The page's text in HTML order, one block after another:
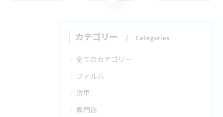
カテゴリー Categories
全てのカテゴリー
フィルム
洗車
専門店